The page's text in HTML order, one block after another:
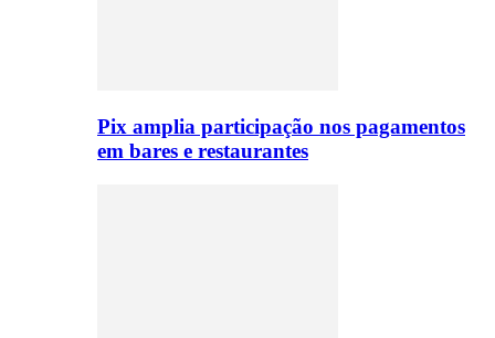
Pix amplia participação nos pagamentos
em bares e restaurantes